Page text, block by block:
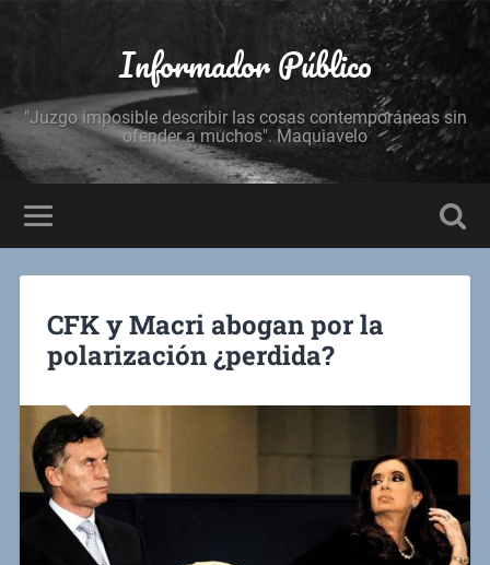
Informador Público
"Juzgo imposible describir las cosas contemporáneas sin
ofender a muchos". Maquiavelo
CFK y Macri abogan por la
polarización ¿perdida?